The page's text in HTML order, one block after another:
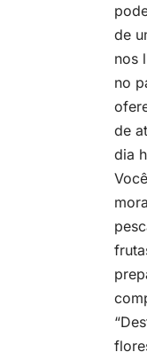
de
nos
no
de
dia